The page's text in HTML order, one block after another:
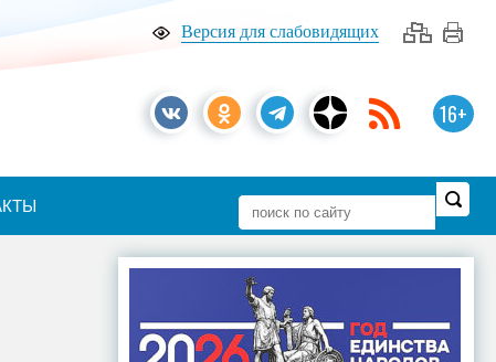
Версия для слабовидящих
16+